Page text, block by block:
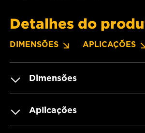
Detalhes do
DIMENSÕES APLICAÇÕES
Dimensões
Aplicações